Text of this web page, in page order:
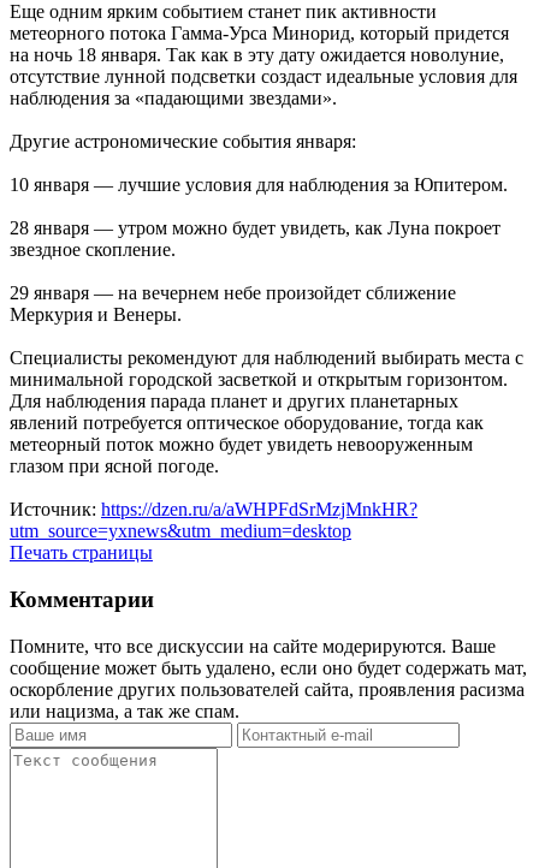
Еще одним ярким событием станет пик активности
метеорного потока Гамма-Урса Минорид, который придется
на ночь 18 января. Так как в эту дату ожидается новолуние,
отсутствие лунной подсветки создаст идеальные условия для
наблюдения за «падающими звездами».
Другие астрономические события января:
10 января — лучшие условия для наблюдения за Юпитером.
28 января — утром можно будет увидеть, как Луна покроет
звездное скопление.
29 января — на вечернем небе произойдет сближение
Меркурия и Венеры.
Специалисты рекомендуют для наблюдений выбирать места с
минимальной городской засветкой и открытым горизонтом.
Для наблюдения парада планет и других планетарных
явлений потребуется оптическое оборудование, тогда как
метеорный поток можно будет увидеть невооруженным
глазом при ясной погоде.
Источник: https://dzen.ru/a/aWHPFdSrMzjMnkHR?
utm_source=yxnews&utm_medium=desktop
Печать страницы
Комментарии
Помните, что все дискуссии на сайте модерируются. Ваше
сообщение может быть удалено, если оно будет содержать мат,
оскорбление других пользователей сайта, проявления расизма
или нацизма, а так же спам.